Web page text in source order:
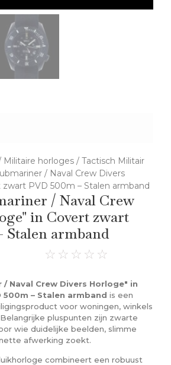
Militaire horloges / Tactisch Militair
/ Naval Crew Divers
zwart PVD 500m – Stalen armband
/ Naval Crew
in Covert zwart
Stalen armband
☆ ☆ ☆ ☆ ☆
/ Naval Crew Divers Horloge" in
500m – Stalen armband is een
voor woningen, winkels
pluspunten zijn zwarte
wie duidelijke beelden, slimme
afwerking zoekt.
combineert een robuust